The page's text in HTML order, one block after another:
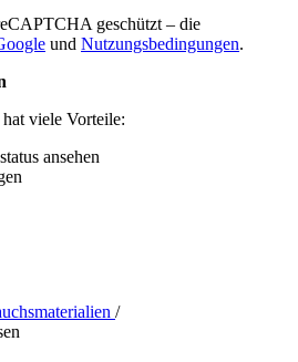
geschützt – die
und Nutzungsbedingungen.
viele Vorteile:
ansehen
/